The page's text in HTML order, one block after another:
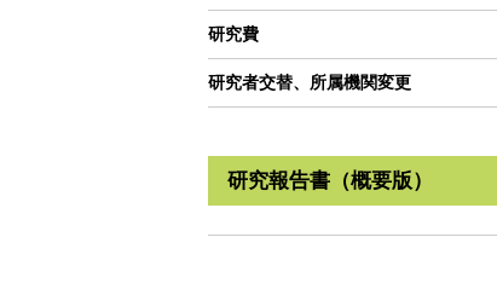
研究費
研究者交替、所属機関変更
研究報告書（概要版）